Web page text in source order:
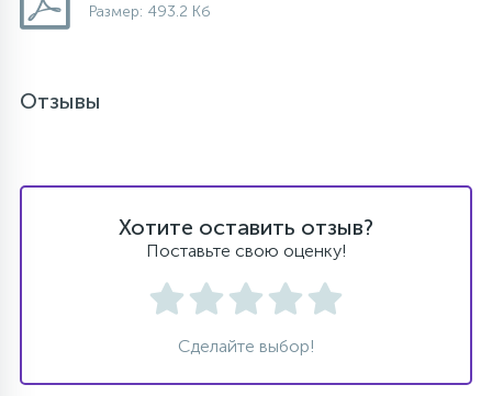
Размер: 493.2 Кб
Отзывы
Хотите оставить отзыв?
Поставьте свою оценку!
Сделайте выбор!